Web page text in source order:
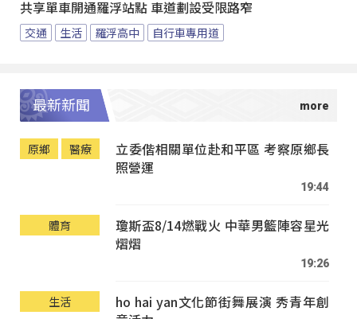
共享單車開通羅浮站點 車道劃設受限路窄
交通 生活 羅浮高中 自行車專用道
最新新聞
原鄉 醫療
立委偕相關單位赴和平區 考察原鄉長
照營運
19:44
體育
瓊斯盃8/14燃戰火 中華男籃陣容星光
熠熠
19:26
生活
ho hai yan文化節街舞展演 秀青年創